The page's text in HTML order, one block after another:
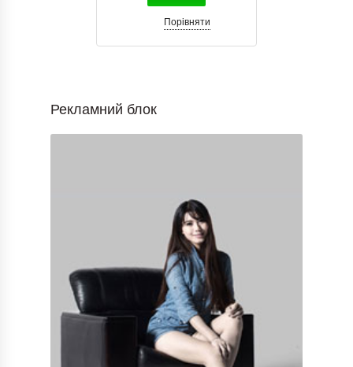
Порівняти
Рекламний блок